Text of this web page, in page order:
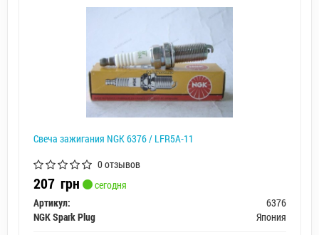
Свеча зажигания NGK 6376 / LFR5A-11
0 отзывов
207 грн
сегодня
Артикул:
6376
NGK Spark Plug
Япония